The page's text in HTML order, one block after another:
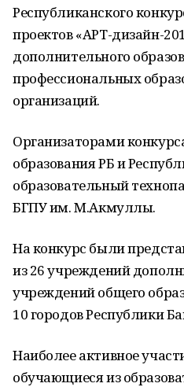
Республиканского
проектов «АРТ-дизайн-
дополнительного
профессиональных
организаций.
Организаторами
образования РБ и
образовательный
БГПУ им. М.Акмуллы.
На конкурс были
из 26 учреждений
учреждений общего
10 городов Республики
Наиболее активное
обучающиеся из